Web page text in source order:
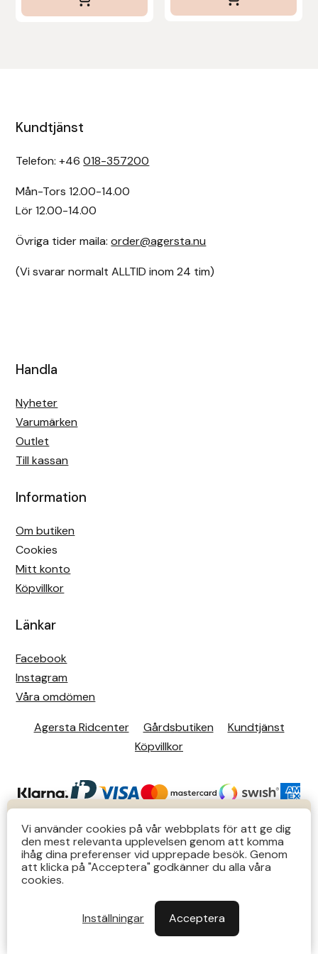
KUNDTJÄNST
Butiks- & telefontider Mån-Tors 12-14 Lör 12-14
övriga tider via e-post: order@agersta.nu
Till OUTLET>>
Stäng
Kundtjänst
Telefon: +46018-357200
Mån-Tors 12.00-14.00
Lör 12.00-14.00
Övriga tider maila:order@agersta.nu
(Vi svarar normalt ALLTID inom 24 tim)
Handla
Nyheter
Varumärken
Outlet
Till kassan
Information
Om butiken
Cookies
Mitt konto
Köpvillkor
Länkar
Facebook
Instagram
Våra omdömen
Agersta Ridcenter Gårdsbutiken
Kundtjänst
Köpvillkor
© 2026 Agersta.
Vi använder cookies på vår webbplats för att ge dig
den mest relevanta upplevelsen genom att komma
ihåg dina preferenser vid upprepade besök. Genom
att klicka på "Acceptera" godkänner du alla våra
cookies.
Inställningar Acceptera